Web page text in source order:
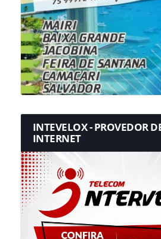
INTEVELOX - PROVEDOR
INTERNET